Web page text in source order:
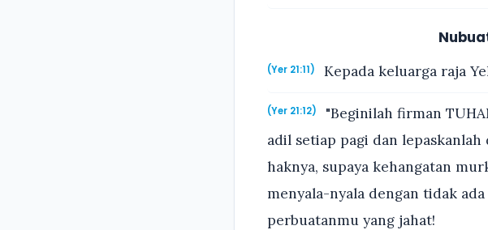
(Yer 21:11) Kepada keluarga raja
(Yer 21:12)
"Beginilah firman
adil setiap pagi dan
haknya, supaya kehangatan
menyala-nyala dengan tidak
perbuatanmu yang jahat!